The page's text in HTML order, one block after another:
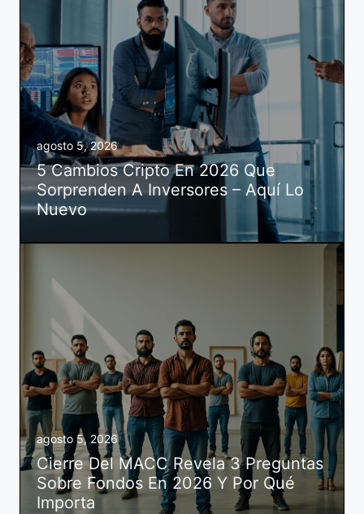
agosto 5, 2026
5 Cambios Cripto En 2026 Que
Sorprenden A Inversores – Aquí Lo
Nuevo
agosto 5, 2026
Cierre Del MACC Revela 3 Preguntas
Sobre Fondos En 2026 Y Por Qué
Importa